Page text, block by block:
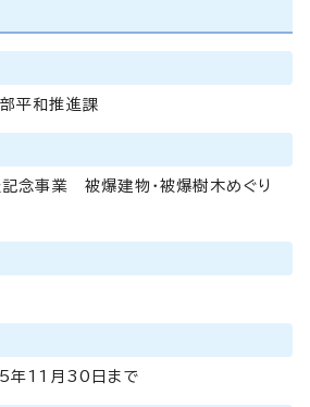
平和推進課
念事業 被爆建物・被爆樹木めぐり
年11月30日まで